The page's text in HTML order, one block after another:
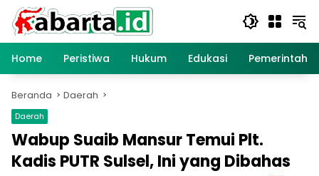
Langsung
konten
Home
Peristiwa Hukum Edukasi
Beranda Daerah
Daerah
Wabup Suaib Mansur Temui Plt.
Kadis PUTR Sulsel, Ini yang Dibahas